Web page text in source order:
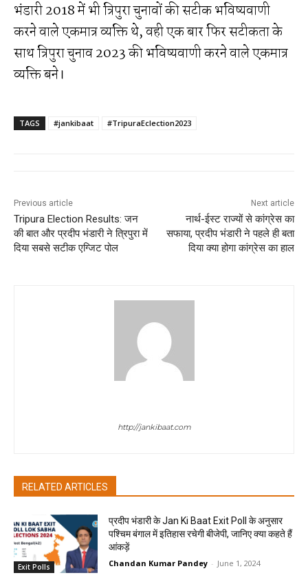
भंडारी 2018 में भी त्रिपुरा चुनावों की सटीक भविष्यवाणी
करने वाले एकमात्र व्यक्ति थे, वही एक बार फिर सटीकता के
साथ त्रिपुरा चुनाव 2023 की भविष्यवाणी करने वाले एकमात्र
व्यक्ति बने।
TAGS #jankibaat #TripuraEclection2023
Previous article
Tripura Election Results: जन
की बात और प्रदीप भंडारी ने त्रिपुरा में
दिया सबसे सटीक एग्जिट पोल
Next article
नार्थ-ईस्ट राज्यों से कांग्रेस का
सफाया, प्रदीप भंडारी ने पहले ही बता
दिया क्या होगा कांग्रेस का हाल
http://jankibaat.com
RELATED ARTICLES
Exit Polls
प्रदीप भंडारी के Jan Ki Baat Exit Poll के अनुसार
पश्चिम बंगाल में इतिहास रचेगी बीजेपी, जानिए क्या कहते हैं
आंकड़ें
Chandan Kumar Pandey - June 1, 2024